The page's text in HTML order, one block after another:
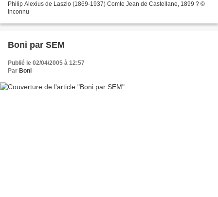
Philip Alexius de Laszlo (1869-1937) Comte Jean de Castellane, 1899 ? ©
inconnu
Boni par SEM
Publié le 02/04/2005 à 12:57
Par Boni